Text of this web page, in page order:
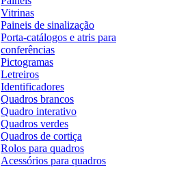
Vitrinas
Paineis de sinalização
Porta-catálogos e atris para
conferências
Pictogramas
Letreiros
Identificadores
Quadros brancos
Quadro interativo
Quadros verdes
Quadros de cortiça
Rolos para quadros
Acessórios para quadros